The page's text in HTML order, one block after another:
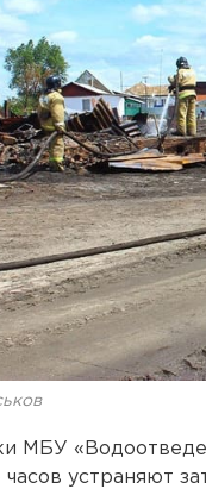
МБУ
часов устраняют